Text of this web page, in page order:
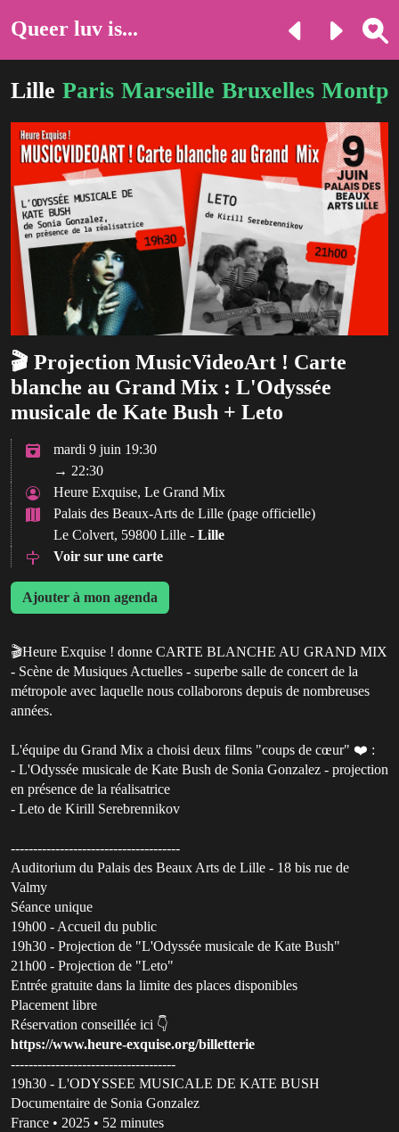
Queer luv is...
Lille Paris Marseille Bruxelles
🎬 Projection MusicVideoArt ! Carte
blanche au Grand Mix : L'Odyssée
musicale de Kate Bush + Leto
mardi 9 juin 19:30
→ 22:30
Heure Exquise, Le Grand Mix
Palais des Beaux-Arts de Lille (page officielle)
Le Colvert, 59800 Lille - Lille
Voir sur une carte
Ajouter à mon agenda
🎬Heure Exquise ! donne CARTE BLANCHE AU GRAND MIX
- Scène de Musiques Actuelles - superbe salle de concert de la
métropole avec laquelle nous collaborons depuis de nombreuses
années.
L'équipe du Grand Mix a choisi deux films "coups de cœur" ❤️ :
- L'Odyssée musicale de Kate Bush de Sonia Gonzalez - projection
en présence de la réalisatrice
- Leto de Kirill Serebrennikov
--------------------------------------
Auditorium du Palais des Beaux Arts de Lille - 18 bis rue de
Valmy
Séance unique
19h00 - Accueil du public
19h30 - Projection de "L'Odyssée musicale de Kate Bush"
21h00 - Projection de "Leto"
Entrée gratuite dans la limite des places disponibles
Placement libre
Réservation conseillée ici 👇
https://www.heure-exquise.org/billetterie
-------------------------------------
19h30 - L'ODYSSEE MUSICALE DE KATE BUSH
Documentaire de Sonia Gonzalez
France • 2025 • 52 minutes